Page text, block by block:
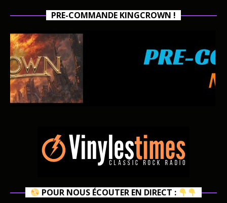
PRE-COMMANDE KINGCROWN !
POUR NOUS ÉCOUTER EN DIRECT :